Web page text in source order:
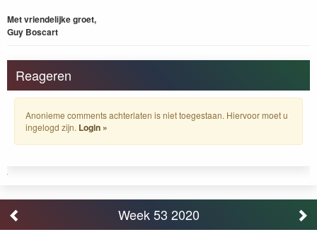
Met vriendelijke groet,
Guy Boscart
Reageren
Anonieme comments achterlaten is niet toegestaan. Hiervoor moet u
ingelogd zijn. Login »
Week 53 2020